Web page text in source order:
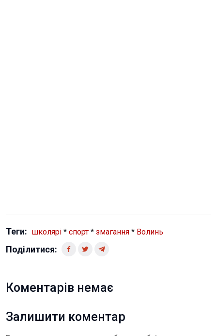
Теги: школярі * спорт * змагання * Волинь
Поділитися:
Коментарів немає
Залишити коментар